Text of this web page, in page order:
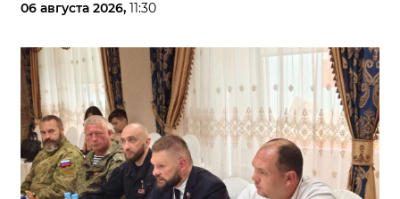
06 августа 2026, 11:30